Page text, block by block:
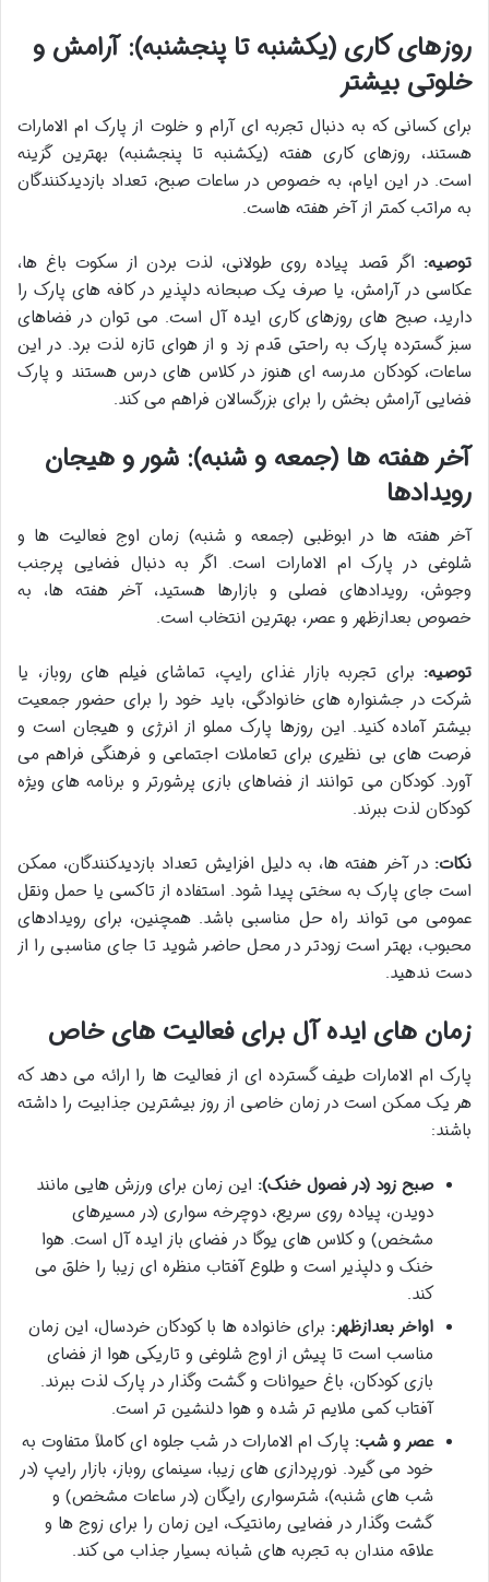
روزهای کاری (یکشنبه تا پنجشنبه): آرامش و
خلوتی بیشتر
برای کسانی که به دنبال تجربه ای آرام و خلوت از پارک ام الامارات
هستند، روزهای کاری هفته (یکشنبه تا پنجشنبه) بهترین گزینه
است. در این ایام، به خصوص در ساعات صبح، تعداد بازدیدکنندگان
به مراتب کمتر از آخر هفته هاست.
توصیه: اگر قصد پیاده روی طولانی، لذت بردن از سکوت باغ ها،
عکاسی در آرامش، یا صرف یک صبحانه دلپذیر در کافه های پارک را
دارید، صبح های روزهای کاری ایده آل است. می توان در فضاهای
سبز گسترده پارک به راحتی قدم زد و از هوای تازه لذت برد. در این
ساعات، کودکان مدرسه ای هنوز در کلاس های درس هستند و پارک
فضایی آرامش بخش را برای بزرگسالان فراهم می کند.
آخر هفته ها (جمعه و شنبه): شور و هیجان
رویدادها
آخر هفته ها در ابوظبی (جمعه و شنبه) زمان اوج فعالیت ها و
شلوغی در پارک ام الامارات است. اگر به دنبال فضایی پرجنب
وجوش، رویدادهای فصلی و بازارها هستید، آخر هفته ها، به
خصوص بعدازظهر و عصر، بهترین انتخاب است.
توصیه: برای تجربه بازار غذای رایپ، تماشای فیلم های روباز، یا
شرکت در جشنواره های خانوادگی، باید خود را برای حضور جمعیت
بیشتر آماده کنید. این روزها پارک مملو از انرژی و هیجان است و
فرصت های بی نظیری برای تعاملات اجتماعی و فرهنگی فراهم می
آورد. کودکان می توانند از فضاهای بازی پرشورتر و برنامه های ویژه
کودکان لذت ببرند.
نکات: در آخر هفته ها، به دلیل افزایش تعداد بازدیدکنندگان، ممکن
است جای پارک به سختی پیدا شود. استفاده از تاکسی یا حمل ونقل
عمومی می تواند راه حل مناسبی باشد. همچنین، برای رویدادهای
محبوب، بهتر است زودتر در محل حاضر شوید تا جای مناسبی را از
دست ندهید.
زمان های ایده آل برای فعالیت های خاص
پارک ام الامارات طیف گسترده ای از فعالیت ها را ارائه می دهد که
هر یک ممکن است در زمان خاصی از روز بیشترین جذابیت را داشته
باشند:
صبح زود (در فصول خنک): این زمان برای ورزش هایی مانند
دویدن، پیاده روی سریع، دوچرخه سواری (در مسیرهای
مشخص) و کلاس های یوگا در فضای باز ایده آل است. هوا
خنک و دلپذیر است و طلوع آفتاب منظره ای زیبا را خلق می
کند.
اواخر بعدازظهر: برای خانواده ها با کودکان خردسال، این زمان
مناسب است تا پیش از اوج شلوغی و تاریکی هوا از فضای
بازی کودکان، باغ حیوانات و گشت وگذار در پارک لذت ببرند.
آفتاب کمی ملایم تر شده و هوا دلنشین تر است.
عصر و شب: پارک ام الامارات در شب جلوه ای کاملاً متفاوت به
خود می گیرد. نورپردازی های زیبا، سینمای روباز، بازار رایپ (در
شب های شنبه)، شترسواری رایگان (در ساعات مشخص) و
گشت وگذار در فضایی رمانتیک، این زمان را برای زوج ها و
علاقه مندان به تجربه های شبانه بسیار جذاب می کند.